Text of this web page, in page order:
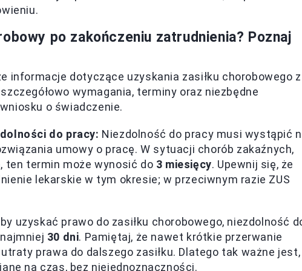
po zakończeniu zatrudnienia? Poznaj
informacje dotyczące uzyskania zasiłku chorobowego z
wymagania, terminy oraz niezbędne
o świadczenie.
do pracy: Niezdolność do pracy musi wystąpić
umowy o pracę. W sytuacji chorób zakaźnych,
ten termin może wynosić do 3 miesięcy. Upewnij się, że
lekarskie w tym okresie; w przeciwnym razie ZUS
uzyskać prawo do zasiłku chorobowego, niezdolność
30 dni. Pamiętaj, że nawet krótkie przerwanie
prawa do dalszego zasiłku. Dlatego tak ważne jest,
na czas, bez niejednoznaczności.